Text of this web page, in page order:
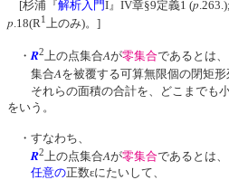
[杉浦『解析入門I』IV章§9定義1 (p
p.18(R1上のみ)。]
・R2上の点集合Aが零集合であるとは、
集合Aを被覆する可算無限個の閉矩形
それらの面積の合計を、どこまでも小
をいう。
・すなわち、
R2上の点集合Aが零集合であるとは、
任意の正数εにたいして、